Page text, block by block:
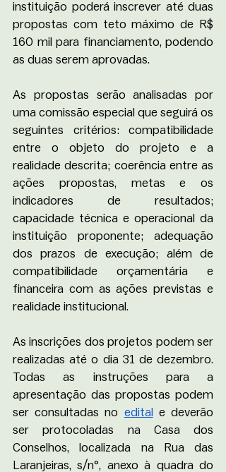
instituição poderá inscrever até duas
propostas com teto máximo de
R$
160 mil para financiamento, podendo
as duas serem aprovadas.
As propostas serão analisadas por
uma comissão especial que seguirá os
seguintes critérios: compatibilidade
entre o objeto do projeto e a
realidade descrita; coerência entre as
ações propostas, metas e os
indicadores de resultados;
capacidade técnica e operacional da
instituição proponente; adequação
dos prazos de execução; além de
compatibilidade orçamentária e
financeira com as ações previstas e
realidade institucional.
As inscrições dos projetos podem ser
realizadas até o dia 31 de dezembro.
Todas as instruções para a
apresentação das propostas podem
ser consultadas no edital
e deverão
ser protocoladas na Casa dos
Conselhos, localizada na Rua das
Laranjeiras, s/n°, anexo à quadra do